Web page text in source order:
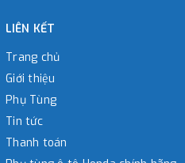
LIÊN KẾT
Trang chủ
Giới thiệu
Phụ Tùng
Tin tức
Thanh toán